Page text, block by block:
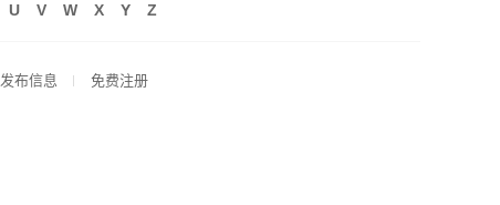
U V W X Y Z
发布信息 免费注册